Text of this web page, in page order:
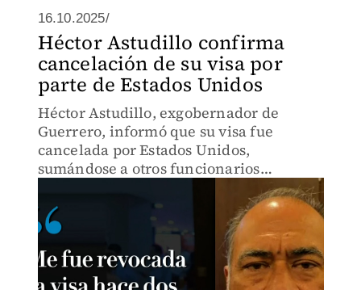
16.10.2025/
Héctor Astudillo confirma
cancelación de su visa por
parte de Estados Unidos
Héctor Astudillo, exgobernador de
Guerrero, informó que su visa fue
cancelada por Estados Unidos,
sumándose a otros funcionarios
mexicanos afectados por la decisión
estadounidense.